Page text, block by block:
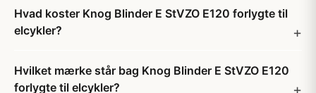
Hvad koster Knog Blinder E StVZO E120 forlygte til
elcykler?
Hvilket mærke står bag Knog Blinder E StVZO E120
forlygte til elcykler?